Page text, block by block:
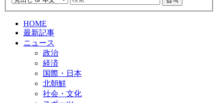
HOME
最新記事
ニュース
政治
経済
国際・日本
北朝鮮
社会・文化